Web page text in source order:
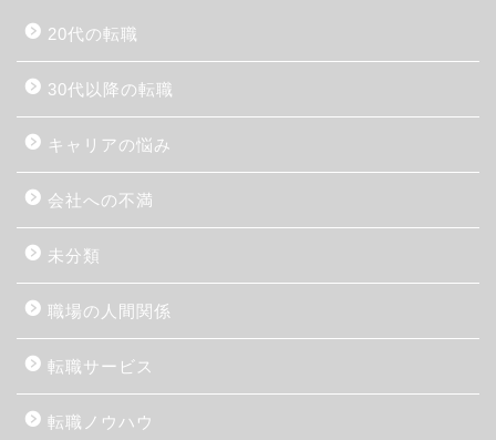
20代の転職
30代以降の転職
キャリアの悩み
会社への不満
未分類
職場の人間関係
転職サービス
転職ノウハウ